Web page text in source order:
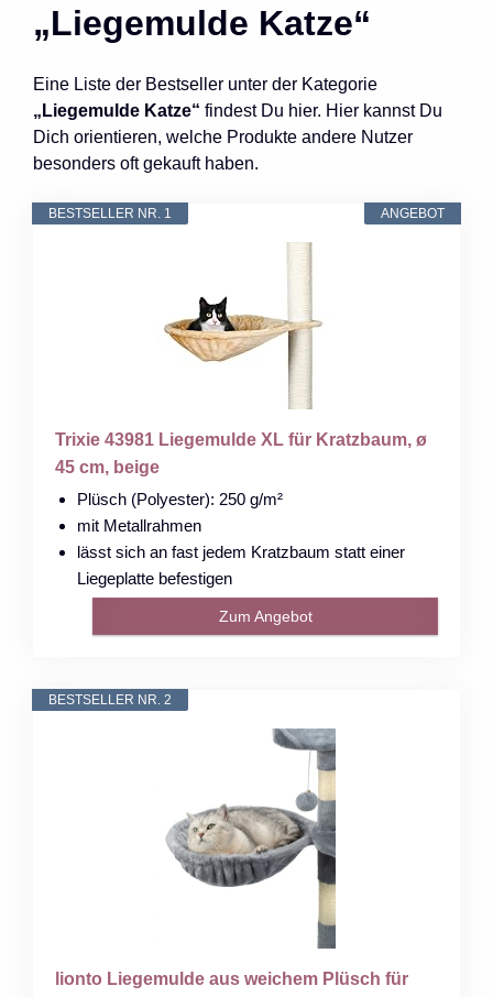
„Liegemulde Katze“
Eine Liste der Bestseller unter der Kategorie
„Liegemulde Katze“ findest Du hier. Hier kannst Du
Dich orientieren, welche Produkte andere Nutzer
besonders oft gekauft haben.
ANGEBOT
BESTSELLER NR. 1
Trixie 43981 Liegemulde XL für Kratzbaum, ø
45 cm, beige
Plüsch (Polyester): 250 g/m²
mit Metallrahmen
lässt sich an fast jedem Kratzbaum statt einer
Liegeplatte befestigen
Zum Angebot
BESTSELLER NR. 2
lionto Liegemulde aus weichem Plüsch für